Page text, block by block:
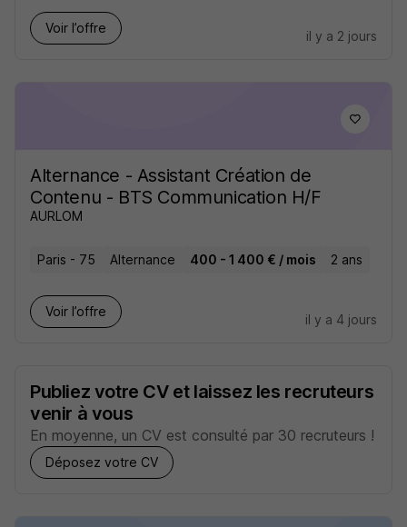
Voir l’offre
il y a 2 jours
Alternance - Assistant Création de
Contenu - BTS Communication H/F
AURLOM
Paris - 75 Alternance 400 - 1 400 € / mois 2 ans
Voir l’offre
il y a 4 jours
Publiez votre CV et laissez les recruteurs
venir à vous
En moyenne, un CV est consulté par 30 recruteurs !
Déposez votre CV